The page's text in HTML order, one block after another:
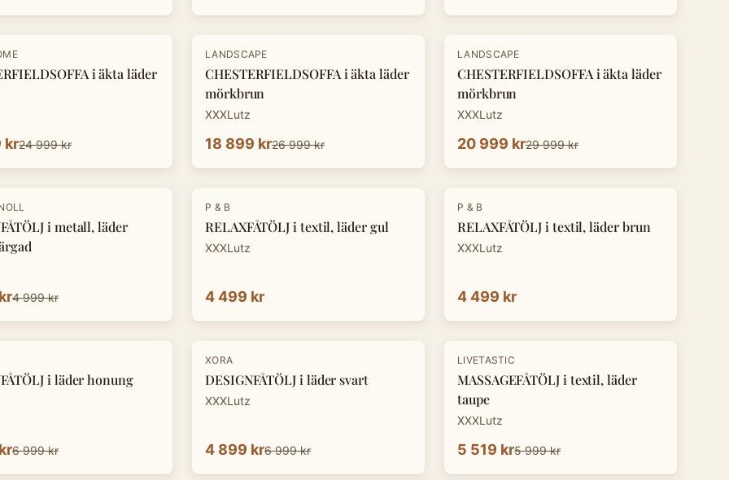
i äkta läder
kr24 999 kr
- 30%
LANDSCAPE
CHESTERFIELDSOFFA i äkta läder
mörkbrun
XXXLutz
18 899 kr26 999 kr
- 30%
LANDSCAPE
CHESTERFIELDSOFFA i äkta läder
mörkbrun
XXXLutz
20 999 kr29 999 kr
i metall, läder
4 999 kr
P & B
RELAXFÅTÖLJ i textil, läder gul
XXXLutz
4 499 kr
P & B
RELAXFÅTÖLJ i textil, läder brun
XXXLutz
4 499 kr
i läder honung
6 999 kr
-30%
XORA
DESIGNFÅTÖLJ i läder svart
XXXLutz
4 899 kr6 999 kr
- 8%
LIVETASTIC
MASSAGEFÅTÖLJ i textil, läder
taupe
XXXLutz
5 519 kr5 999 kr